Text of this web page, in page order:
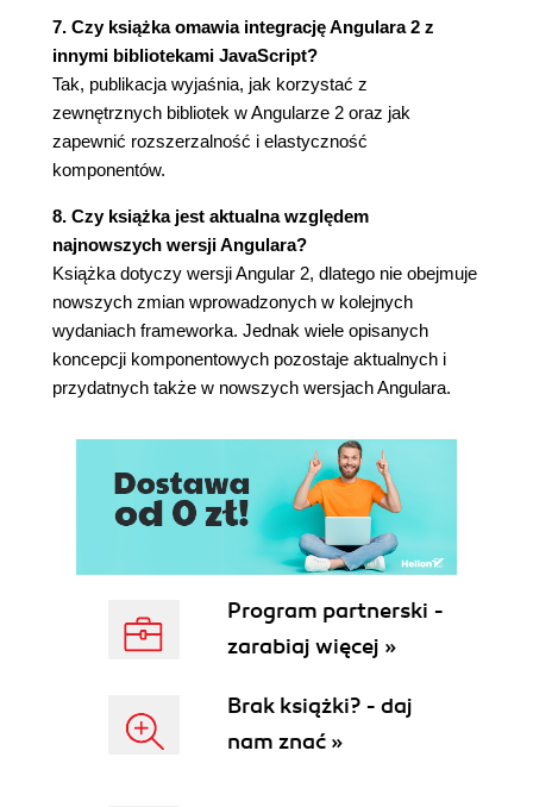
Rozdział 6. Strumień aktywności, czyli co się działo
(153)
Wykonanie usługi do tworzenia dziennika
aktywności (154)
Tworzenie dziennika aktywności (156)
Nadawanie SVG stylów (160)
Budowanie komponentów SVG (162)
Tworzenie komponentu interaktywnego suwaka
aktywności (164)
Rzutowanie czasu (167)
Renderowanie znaczników aktywności (169)
Tchnięcie życia w suwak (172)
Tworzenie strumienia aktywności (175)
Dodanie aktywności do modułu projektu (179)
Podsumowanie (180)
Rozdział 7. Komponenty poprawiające działanie
aplikacji (183)
Zarządzanie etykietami (184)
Encja danych etykiety (184)
Tworzenie usługi etykiet (186)
Renderowanie etykiet (188)
7. Czy książka omawia integrację Angulara 2 z
innymi bibliotekami JavaScript?
Tak, publikacja wyjaśnia, jak korzystać z
zewnętrznych bibliotek w Angularze 2 oraz jak
zapewnić rozszerzalność i elastyczność
komponentów.
8. Czy książka jest aktualna względem
najnowszych wersji Angulara?
Książka dotyczy wersji Angular 2, dlatego nie obejmuje
nowszych zmian wprowadzonych w kolejnych
wydaniach frameworka. Jednak wiele opisanych
koncepcji komponentowych pozostaje aktualnych i
przydatnych także w nowszych wersjach Angulara.
Program partnerski -
zarabiaj więcej »
Brak książki? - daj
nam znać »